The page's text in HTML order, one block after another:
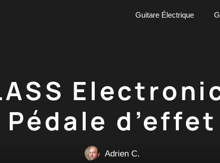
Guitare Électrique
Pédale d’effet
Adrien C.